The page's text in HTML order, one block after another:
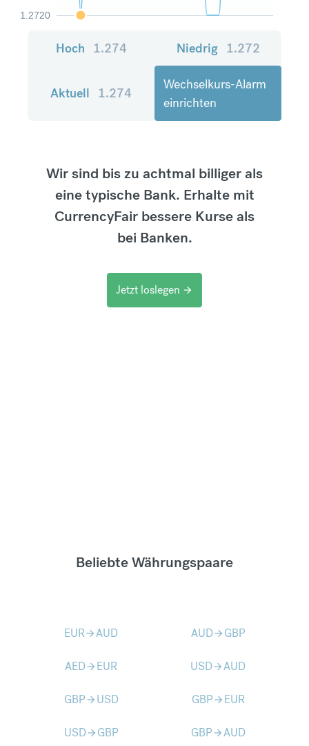
1.2720
Hoch 1.274 Niedrig 1.272
Aktuell 1.274
Wechselkurs-Alarm
einrichten
Wir sind bis zu achtmal billiger als
eine typische Bank. Erhalte mit
CurrencyFair bessere Kurse als
bei Banken.
Jetzt loslegen arrow_forward
Beliebte Währungspaare
EURarrow_forwardAUD AUDarrow_forward GBP
AEDarrow_forward EUR USDarrow_forwardAUD
GBParrow_forward USD GBParrow_forward EUR
USDarrow_forward GBP GBParrow_forwardAUD